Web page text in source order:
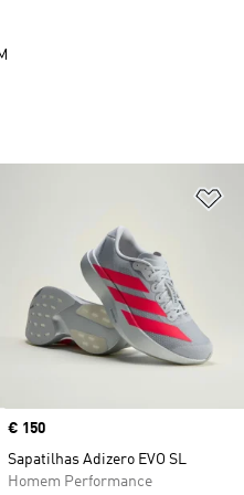
à Lista de Desejos
Price
€ 150
Sapatilhas Adizero EVO SL
Homem Performance